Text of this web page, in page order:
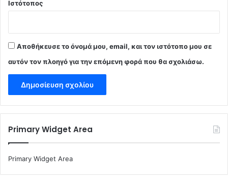
Ιστότοπος
Αποθήκευσε το όνομά μου, email, και τον ιστότοπο μου σε
αυτόν τον πλοηγό για την επόμενη φορά που θα σχολιάσω.
Primary Widget Area
Primary Widget Area